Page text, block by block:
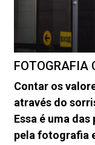
FOTOGRAFIA
Contar os
através do
Essa é uma
pela fotografia